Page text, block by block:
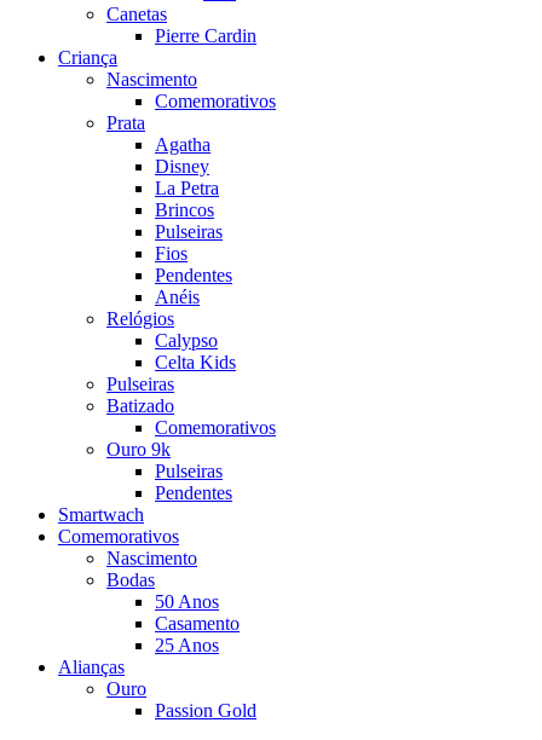
Canetas
Pierre Cardin
Criança
Nascimento
Comemorativos
Prata
Agatha
Disney
La Petra
Brincos
Pulseiras
Fios
Pendentes
Anéis
Relógios
Calypso
Celta Kids
Pulseiras
Batizado
Comemorativos
Ouro 9k
Pulseiras
Pendentes
Smartwach
Comemorativos
Nascimento
Bodas
50 Anos
Casamento
25 Anos
Alianças
Ouro
Passion Gold